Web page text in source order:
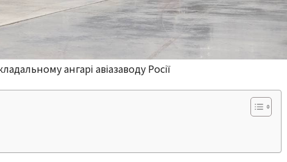
ангарі авіазаводу Росії